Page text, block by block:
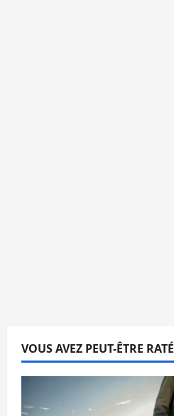
VOUS AVEZ PEUT-ÊTRE RATÉ